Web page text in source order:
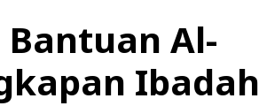
Al-
Ibadah